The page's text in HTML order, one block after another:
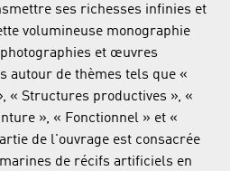
ses richesses infinies et
volumineuse monographie
et œuvres
autour de thèmes tels que «
« Structures productives », «
», « Fonctionnel » et «
de l'ouvrage est consacrée
de récifs artificiels en